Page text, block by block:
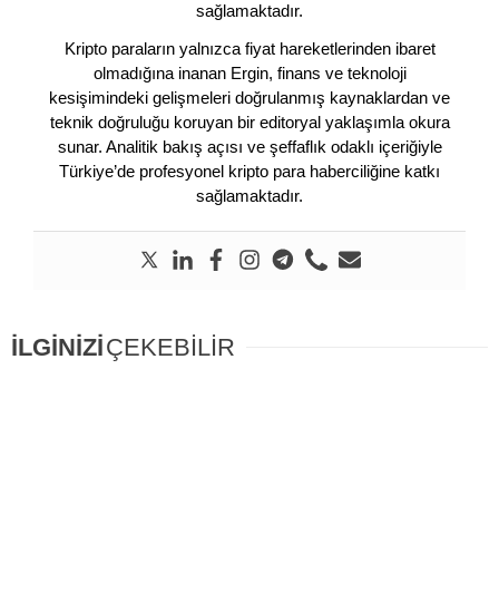
sağlamaktadır.
Kripto paraların yalnızca fiyat hareketlerinden ibaret
olmadığına inanan Ergin, finans ve teknoloji
kesişimindeki gelişmeleri doğrulanmış kaynaklardan ve
teknik doğruluğu koruyan bir editoryal yaklaşımla okura
sunar. Analitik bakış açısı ve şeffaflık odaklı içeriğiyle
Türkiye’de profesyonel kripto para haberciliğine katkı
sağlamaktadır.
İLGİNİZİÇEKEBİLİR